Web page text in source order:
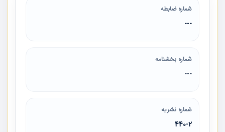
شماره ضابطه
---
شماره بخشنامه
---
شماره نشریه
440-2